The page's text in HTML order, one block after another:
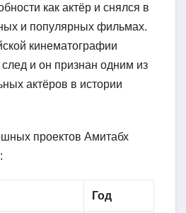
как актёр и снялся в
и популярных фильмах.
кинематографии
след и он признан одним из
актёров в истории
проектов Амитабх
Год